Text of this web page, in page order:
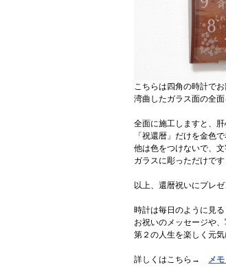
こちらは四角の時計で
湾曲したガラス面の全
全面に施工しますと、
「祝還暦」だけを金色
他は色をつけないで、
ガラスに彫っただけで
以上、還暦祝いにプレ
時計は毎日のように見る
お祝いのメッセージや
第２の人生を楽しく元
詳しくはこちら→ メ